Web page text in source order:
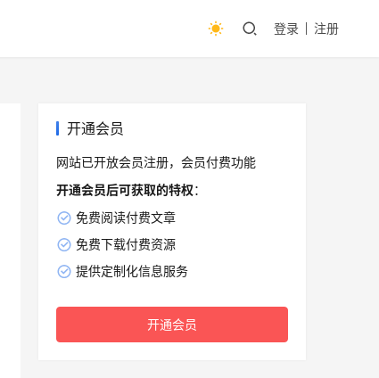
登录 注册
开通会员
网站已开放会员注册，会员付费功能
开通会员后可获取的特权：
免费阅读付费文章
免费下载付费资源
提供定制化信息服务
开通会员